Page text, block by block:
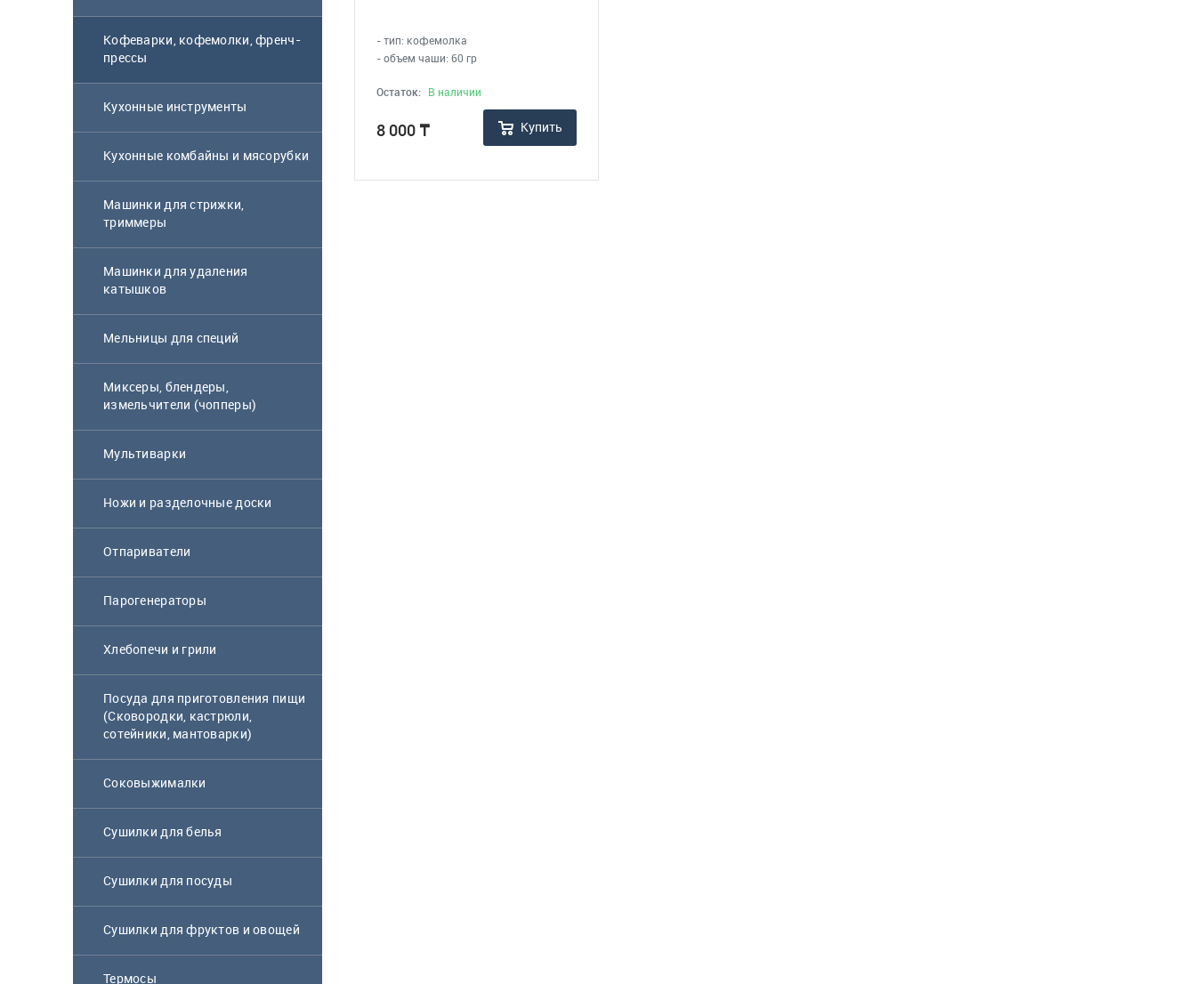
Кофеварки, кофемолки, френч-
прессы
Кухонные инструменты
Кухонные комбайны и мясорубки
Машинки для стрижки,
триммеры
Машинки для удаления
катышков
Мельницы для специй
Миксеры, блендеры,
измельчители (чопперы)
Мультиварки
Ножи и разделочные доски
Отпариватели
Парогенераторы
Хлебопечи и грили
Посуда для приготовления пищи
(Сковородки, кастрюли,
сотейники, мантоварки)
Соковыжималки
Сушилки для белья
Сушилки для посуды
Сушилки для фруктов и овощей
Термосы
- тип: кофемолка
- объем чаши: 60 гр
Остаток: В наличии
8 000 ₸ Купить